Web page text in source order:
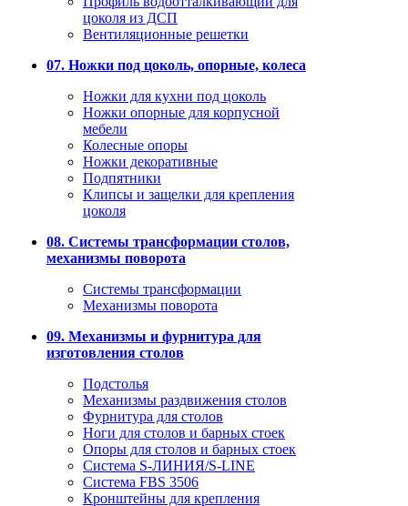
цоколя из ДСП
Вентиляционные решетки
07. Ножки под цоколь, опорные, колеса
Ножки для кухни под цоколь
Ножки опорные для корпусной
мебели
Колесные опоры
Ножки декоративные
Подпятники
Клипсы и защелки для крепления
цоколя
08. Системы трансформации столов,
механизмы поворота
Системы трансформации
Механизмы поворота
09. Механизмы и фурнитура для
изготовления столов
Подстолья
Механизмы раздвижения столов
Фурнитура для столов
Ноги для столов и барных стоек
Опоры для столов и барных стоек
Система S-ЛИНИЯ/S-LINE
Система FBS 3506
Кронштейны для крепления